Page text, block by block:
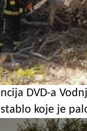
DVD-a
koje je